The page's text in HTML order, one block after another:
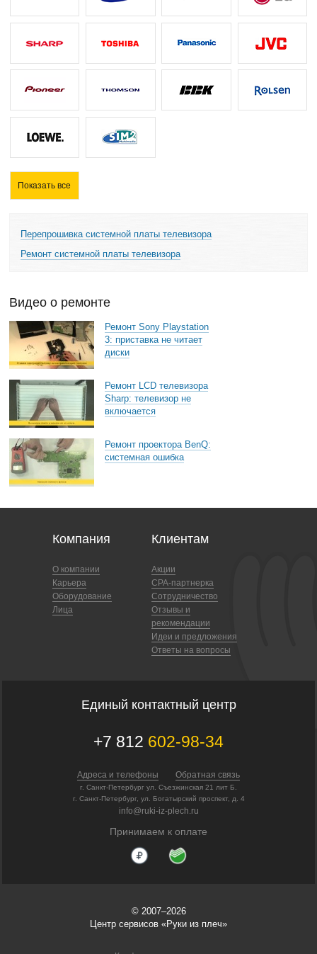
Показать все
Перепрошивка системной платы телевизора
Ремонт системной платы телевизора
Видео о ремонте
Ремонт Sony Playstation
3: приставка не читает
диски
Ремонт LCD телевизора
Sharp: телевизор не
включается
Ремонт проектора BenQ:
системная ошибка
Компания
О компании
Карьера
Оборудование
Лица
Клиентам
Акции
CPA-партнерка
Сотрудничество
Отзывы и
рекомендации
Идеи и предложения
Ответы на вопросы
Единый контактный центр
+7 812 602-98-34
Адреса и телефоны Обратная связь
г. Санкт-Петербург ул. Съезжинская 21 лит Б.
г. Санкт-Петербург, ул. Богатырский проспект, д. 4
info@ruki-iz-plech.ru
Принимаем к оплате
© 2007–2026
Центр сервисов «Руки из плеч»